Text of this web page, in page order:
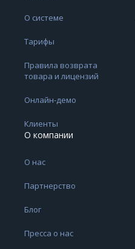
О системе
Тарифы
Правила возврата
товара и лицензий
Онлайн-демо
Клиенты
О компании
О нас
Партнерство
Блог
Пресса о нас